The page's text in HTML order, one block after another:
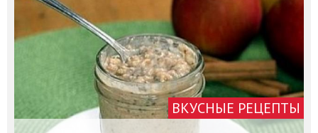
ВКУСНЫЕ РЕЦЕПТЫ